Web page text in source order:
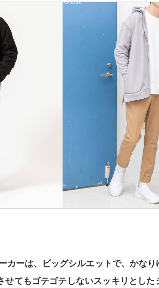
カーは、ビッグシルエットで、かなり
せてもゴテゴテしないスッキリとした